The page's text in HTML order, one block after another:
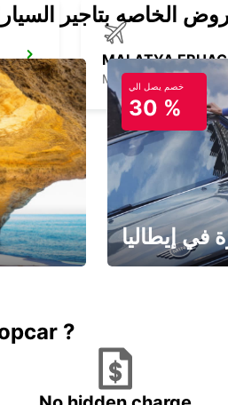
MALATYA - TURKEY
الخاصه بتاجير
خصم يصل الي
30 %
في إيطاليا
?